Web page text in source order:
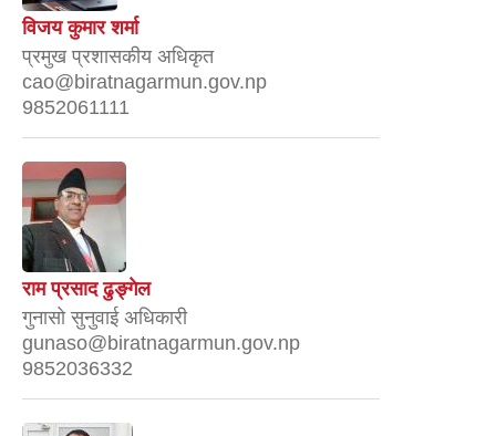
विजय कुमार शर्मा
प्रमुख प्रशासकीय अधिकृत
cao@biratnagarmun.gov.np
9852061111
राम प्रसाद ढुङ्गेल
गुनासो सुनुवाई अधिकारी
gunaso@biratnagarmun.gov.np
9852036332